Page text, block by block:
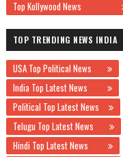
Top Kollywood News
TOP TRENDING NEWS INDIA
USA Top Political News
India Top Latest News
Political Top Latest News
Telugu Top Latest News
Hindi Top Latest News